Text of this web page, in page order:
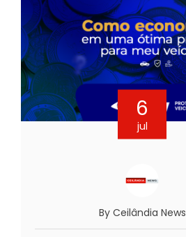
6
jul
By Ceilândia News